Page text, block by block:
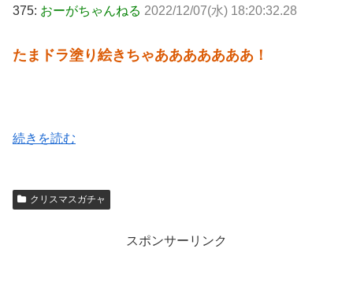
375: おーがちゃんねる 2022/12/07(水) 18:20:32.28
たまドラ塗り絵きちゃあああああああ！
続きを読む
クリスマスガチャ
スポンサーリンク